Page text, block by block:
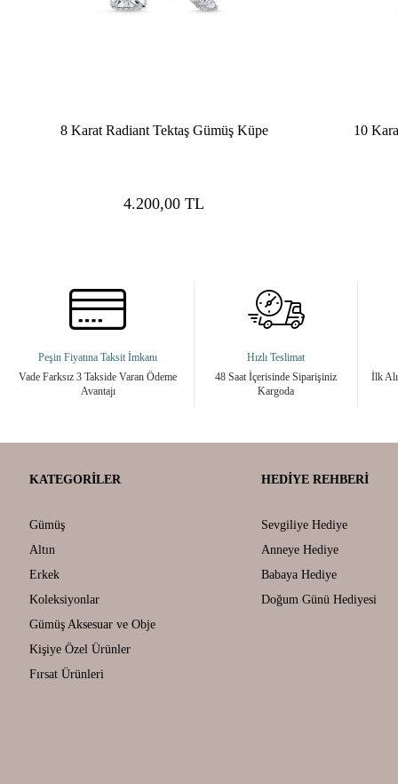
8 Karat Radiant Tektaş Gümüş Küpe
4.200,00 TL
10
Peşin Fiyatına Taksit İmkanı
Vade Farksız 3 Takside Varan Ödeme
Avantajı
Hızlı Teslimat
48 Saat İçerisinde Siparişiniz
Kargoda
İlk
KATEGORILER
Gümüş
Altın
Erkek
Koleksiyonlar
Gümüş Aksesuar ve Obje
Kişiye Özel Ürünler
Fırsat Ürünleri
HEDIYE REHBERI
Sevgiliye Hediye
Anneye Hediye
Babaya Hediye
Doğum Günü Hediyesi